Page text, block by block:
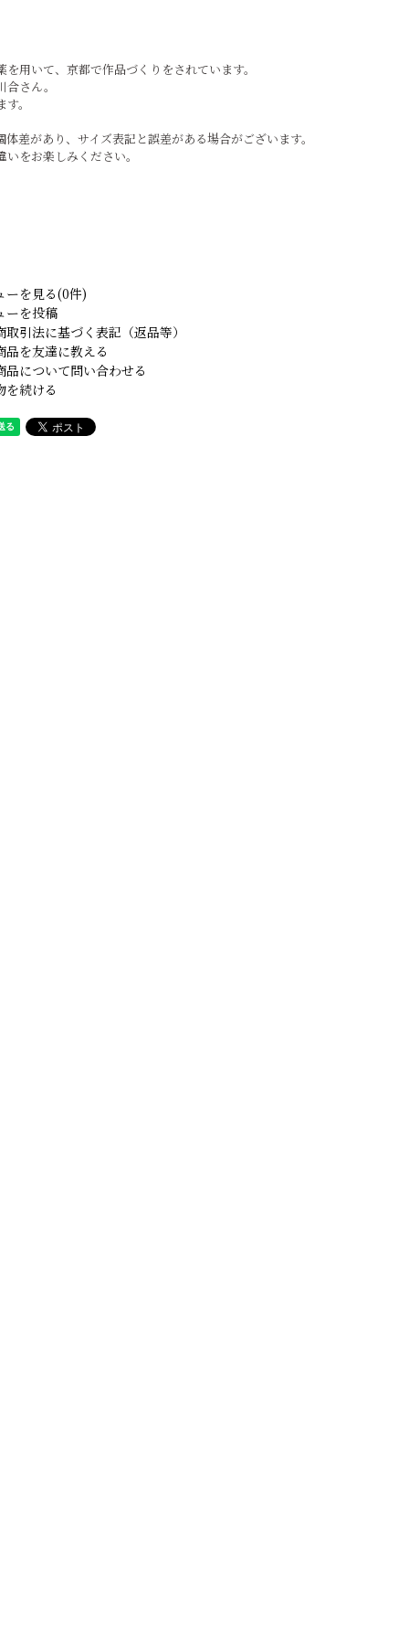
用いて、京都で作品づくりをされています。
さん。
。
差があり、サイズ表記と誤差がある場合がございます。
をお楽しみください。
ーを見る(0件)
ーを投稿
取引法に基づく表記（返品等）
品を友達に教える
品について問い合わせる
を続ける